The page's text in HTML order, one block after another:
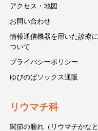
アクセス・地図
お問い合わせ
情報通信機器を用いた診療に
ついて
プライバシーポリシー
ゆびのばソックス通販
リウマチ科
関節の腫れ（リウマチかなと